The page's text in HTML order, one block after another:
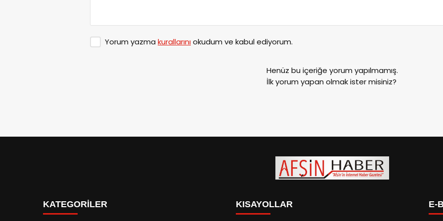
Yorum yazma kurallarınıokudum ve kabul ediyorum.
Henüz bu içeriğe yorum yapılmamış.
İlk yorum yapan olmak ister misiniz?
KATEGORİLER KISAYOLLAR E-